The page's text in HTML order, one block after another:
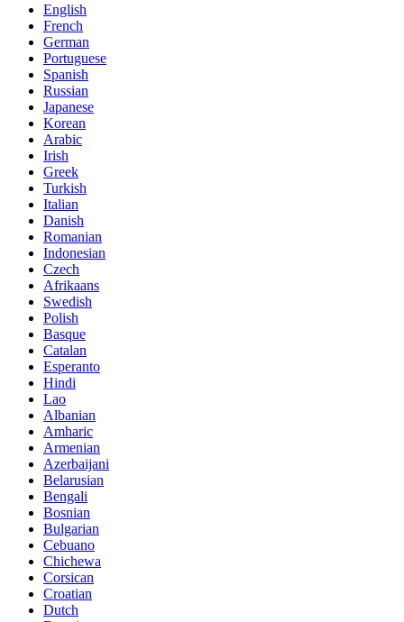
English
French
German
Portuguese
Spanish
Russian
Japanese
Korean
Arabic
Irish
Greek
Turkish
Italian
Danish
Romanian
Indonesian
Czech
Afrikaans
Swedish
Polish
Basque
Catalan
Esperanto
Hindi
Lao
Albanian
Amharic
Armenian
Azerbaijani
Belarusian
Bengali
Bosnian
Bulgarian
Cebuano
Chichewa
Corsican
Croatian
Dutch